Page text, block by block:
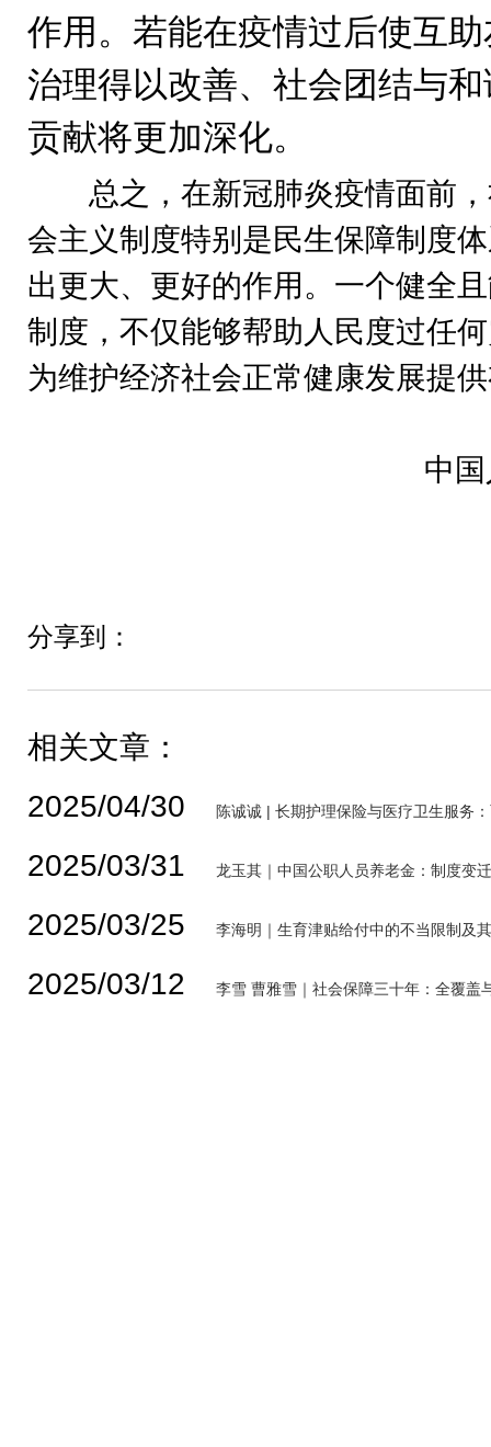
作用。若能在疫情过后使互
治理得以改善、社会团结与
贡献将更加深化。
总之，在新冠肺炎疫情面前，
会主义制度特别是民生保障制度
出更大、更好的作用。一个健全
制度，不仅能够帮助人民度过任
为维护经济社会正常健康发展提
中
分享到：
相关文章：
2025/04/30
陈诚诚 | 长期护理保险与医疗卫生服务
2025/03/31 龙玉其｜中国公职人员养老金：制度变
2025/03/25 李海明｜生育津贴给付中的不当限制及
2025/03/12 李雪 曹雅雪｜社会保障三十年：全覆盖